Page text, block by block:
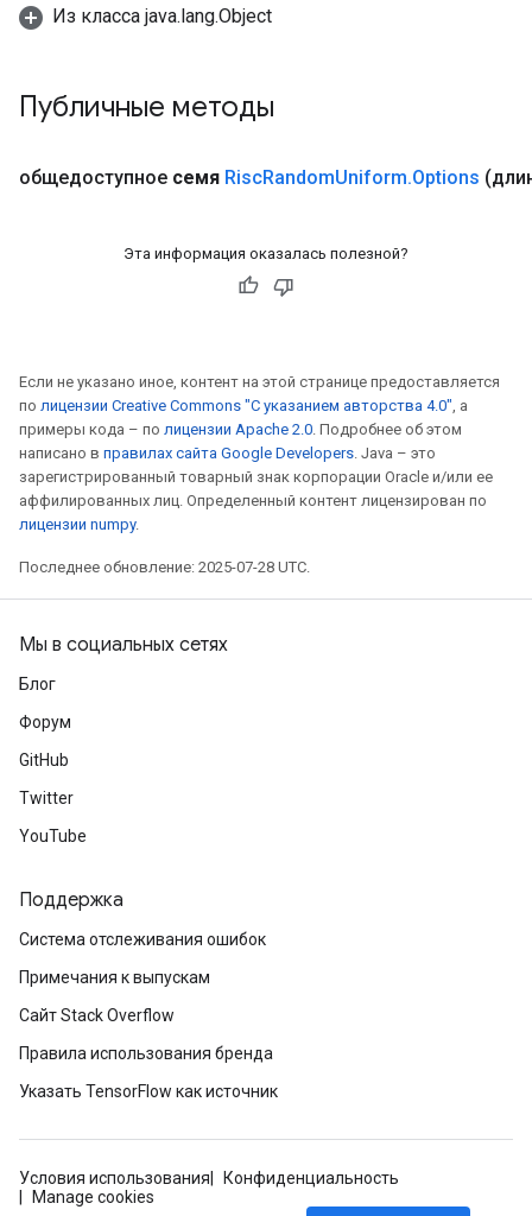
Из класса java.lang.Object
Публичные методы
общедоступное семя RiscRandomUniform.Options
Эта информация оказалась полезной?
Если не указано иное, контент на этой странице предоставляется
по лицензии Creative Commons "С указанием авторства 4.0", а
примеры кода – по лицензии Apache 2.0. Подробнее об этом
написано в правилах сайта Google Developers. Java – это
зарегистрированный товарный знак корпорации Oracle и/или ее
аффилированных лиц. Определенный контент лицензирован по
лицензии numpy.
Последнее обновление: 2025-07-28 UTC.
Мы в социальных сетях
Блог
Форум
GitHub
Twitter
YouTube
Поддержка
Система отслеживания ошибок
Примечания к выпускам
Сайт Stack Overflow
Правила использования бренда
Указать TensorFlow как источник
Условия использования
Конфиденциальность
Manage cookies